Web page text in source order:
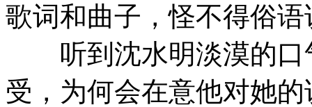
歌词和曲子，怪不得俗
听到沈水明淡漠的口
受，为何会在意他对她